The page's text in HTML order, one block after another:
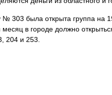
303 была открыта группа на
в городе должно
204 и 253.